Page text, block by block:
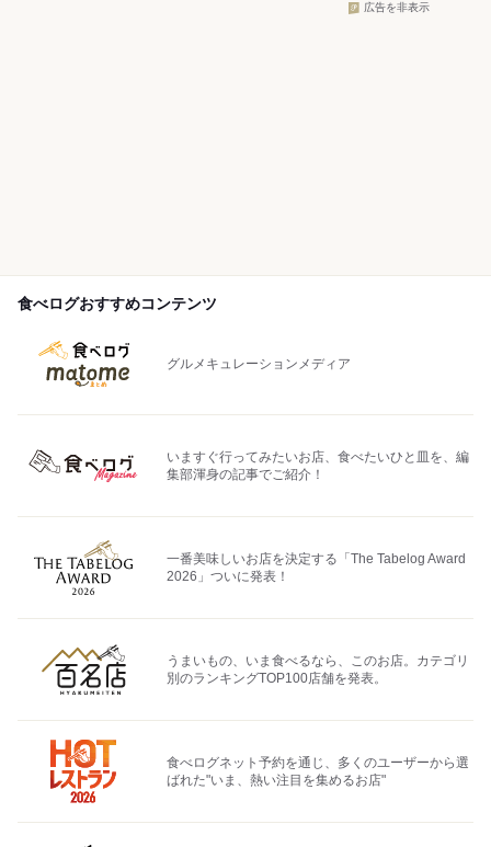
広告を非表示
食べログおすすめコンテンツ
グルメキュレーションメディア
いますぐ行ってみたいお店、食べたいひと皿を、編
集部渾身の記事でご紹介！
一番美味しいお店を決定する「The Tabelog Award
2026」ついに発表！
うまいもの、いま食べるなら、このお店。カテゴリ
別のランキングTOP100店舗を発表。
食べログネット予約を通じ、多くのユーザーから選
ばれた"いま、熱い注目を集めるお店"